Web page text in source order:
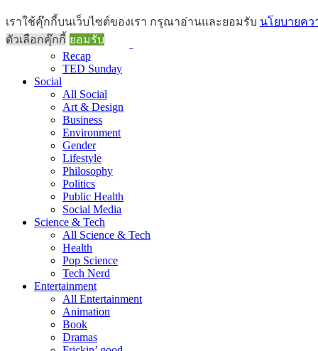
Brief
All Brief
Goods Morning
Recap
TED Sunday
Social
All Social
Art & Design
Business
Environment
Gender
Lifestyle
Philosophy
Politics
Public Health
Social Media
Science & Tech
All Science & Tech
Health
Pop Science
Tech Nerd
Entertainment
All Entertainment
Animation
Book
Dramas
เราใช้คุ๊กกี้บนเว็บไซต์ของเรา กรุณาอ่านและยอมรับ นโยบายคว
ตัวเลือกคุ๊กกี้ ยอมรับ